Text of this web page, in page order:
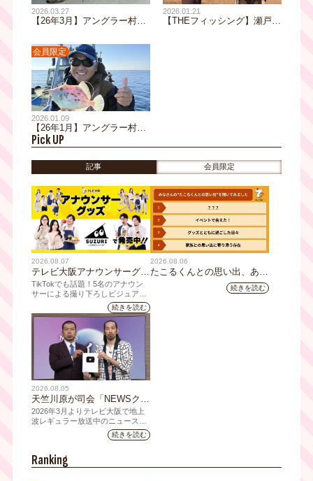
2026.03.27
【26年3月】アングラー村越
2026.01.21
【THEフィッシング】瀬戸内
会員限定
2026.01.09
【26年1月】アングラー村越
正海 月イチ恒例コラム
Pick UP
記事 会員限定
2026.08.07
テレビ大阪アナウンサーグッ
ズの新商品 8月8日(土)に発
売！ テーマは「個性全開」5
人それぞれの"らしさ"を詰め
込んだアイテムが登場
TikTokでも話題！5名のアナウン
サーによる撮り下ろしビジュアル
を使用した新グッズを発売続きを読む
2026.08.06
たこるくんとの思い出、あり
ますか？会員のみなさんに聞
続きを読む
2026.08.05
天竺川原が司会「NEWSクラ
イシス」チャンネル登録者数
10万人突破！テレビ大阪の番
組史上最速記録を更新
2026年3月よりテレビ大阪で地上
波レギュラー放送中のニュース番
組「NEWSクライシス」が、この
たび2026年7月12日(日)に、
人を達成しました。
続きを読む
Ranking